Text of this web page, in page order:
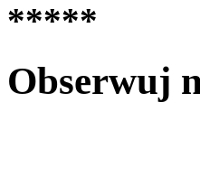
*****
Obserwuj